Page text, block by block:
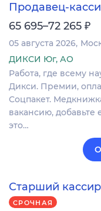
Продавец-
65 695–72 265 ₽
05 августа 2026
ДИКСИ Юг, АО
Работа, где всему
Дикси. Премии,
Соцпакет.
вакансию, добавьте
это…
Старший
СРОЧНАЯ